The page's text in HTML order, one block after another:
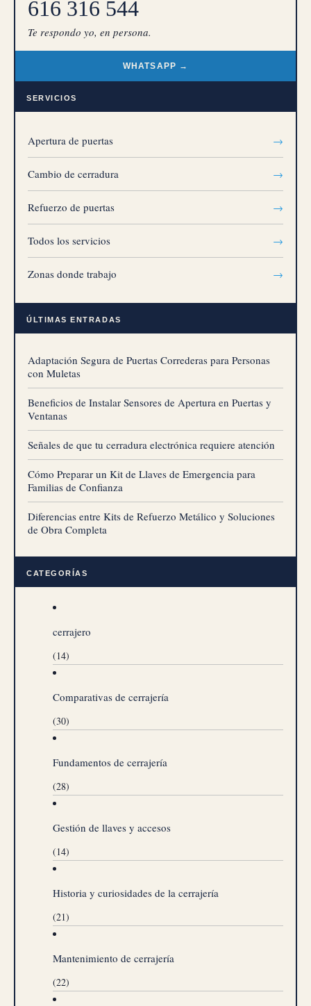
616 316 544
Te respondo yo, en persona.
WHATSAPP →
SERVICIOS
Apertura de puertas →
Cambio de cerradura →
Refuerzo de puertas →
Todos los servicios →
Zonas donde trabajo →
ÚLTIMAS ENTRADAS
Adaptación Segura de Puertas Correderas para Personas
con Muletas
Beneficios de Instalar Sensores de Apertura en Puertas y
Ventanas
Señales de que tu cerradura electrónica requiere atención
Cómo Preparar un Kit de Llaves de Emergencia para
Familias de Confianza
Diferencias entre Kits de Refuerzo Metálico y Soluciones
de Obra Completa
CATEGORÍAS
cerrajero
(14)
Comparativas de cerrajería
(30)
Fundamentos de cerrajería
(28)
Gestión de llaves y accesos
(14)
Historia y curiosidades de la cerrajería
(21)
Mantenimiento de cerrajería
(22)